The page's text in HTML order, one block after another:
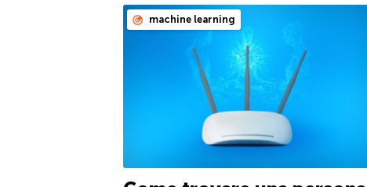
machine learning